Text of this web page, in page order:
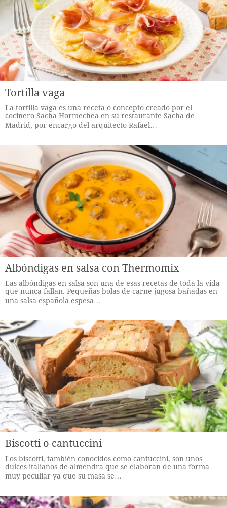
Tortilla vaga
La tortilla vaga es una receta o concepto creado por el
cocinero Sacha Hormechea en su restaurante Sacha de
Madrid, por encargo del arquitecto Rafael…
Albóndigas en salsa con Thermomix
Las albóndigas en salsa son una de esas recetas de toda la vida
que nunca fallan. Pequeñas bolas de carne jugosa bañadas en
una salsa española espesa…
Biscotti o cantuccini
Los biscotti, también conocidos como cantuccini, son unos
dulces italianos de almendra que se elaboran de una forma
muy peculiar ya que su masa se…